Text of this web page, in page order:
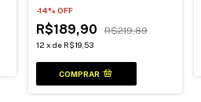
-14% OFF
R$189,90 R$219,89
12 x de R$19,53